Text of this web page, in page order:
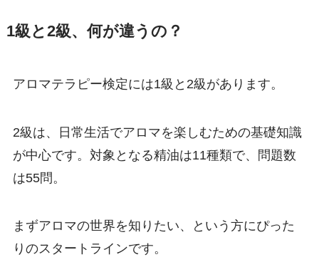
1級と2級、何が違うの？
アロマテラピー検定には1級と2級があります。
2級は、日常生活でアロマを楽しむための基礎知識
が中心です。対象となる精油は11種類で、問題数
は55問。
まずアロマの世界を知りたい、という方にぴった
りのスタートラインです。